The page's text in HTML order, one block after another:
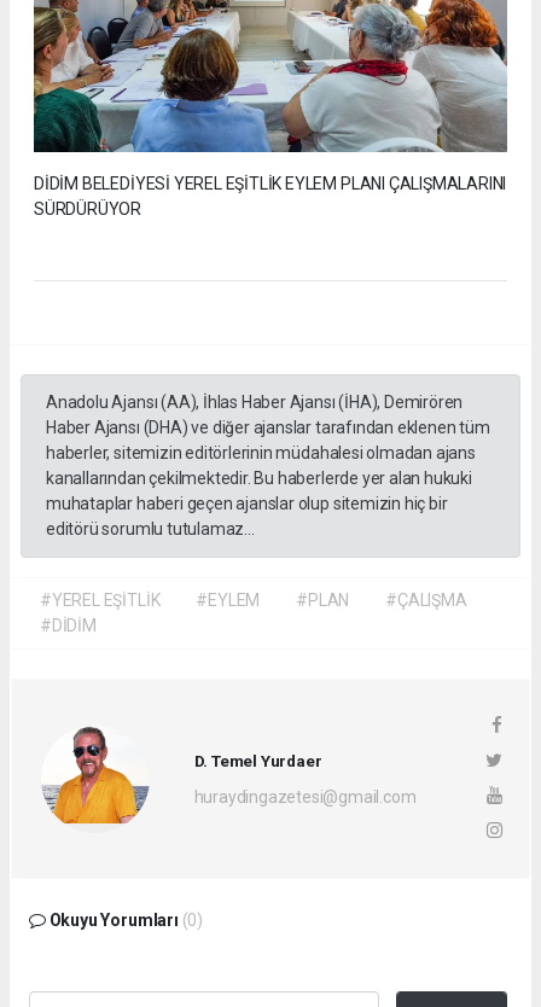
DİDİM BELEDİYESİ YEREL EŞİTLİK EYLEM PLANI ÇALIŞMALARINI
SÜRDÜRÜYOR
Anadolu Ajansı (AA), İhlas Haber Ajansı (İHA), Demirören
Haber Ajansı (DHA) ve diğer ajanslar tarafından eklenen tüm
haberler, sitemizin editörlerinin müdahalesi olmadan ajans
kanallarından çekilmektedir. Bu haberlerde yer alan hukuki
muhataplar haberi geçen ajanslar olup sitemizin hiç bir
editörü sorumlu tutulamaz...
#YEREL EŞİTLİK #EYLEM #PLAN
#ÇALIŞMA
#DİDİM
D. Temel Yurdaer
huraydingazetesi@gmail.com
Okuyu Yorumları (0)